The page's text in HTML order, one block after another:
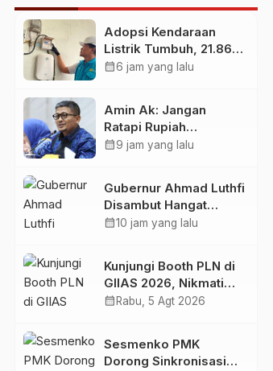
Adopsi Kendaraan
Listrik Tumbuh, 21.865
Pelanggan Baru
pada Semester I 2026
calendar_month6 jam yang lalu
Amin Ak: Jangan
Ratapi Rupiah
Melemah, Perkuat
calendar_month9 jam yang lalu
Gubernur Ahmad Luthfi
Disambut Hangat
Warga Jateng di
Dijunjung
calendar_month10 jam yang lalu
Kunjungi Booth PLN di
GIIAS 2026, Nikmati
Promo Tambah Daya
calendar_month Rabu, 5 Agt 2026
Sesmenko PMK
Dorong Sinkronisasi